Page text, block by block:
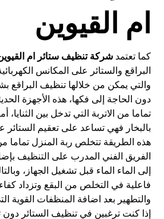
ام القيوين
كما تعتمدشركة تنظيف ستائر ام
البراقع والستائر على المكانس
والتي يمكن من خلالها تنظيف البراقع
دون الحاجة إلى فكها، هذه الأجهزة
تماما من الاتربة التي تدخل بين الثنايا،
بالبخار فهي تساعد على تعقيم الستائر
هذه الطريقة تتخلص ربة المنزل تماما
الفريق الفني المدرب على التنظيف
إلى الماء الماء قبل تشغيل الجهاز،
فاعلية في التخلص من البقع وتزداد
والتطهير بعد اضافة المنظفات القوية
إذا كنت ترغبين في تنظيف الستائر